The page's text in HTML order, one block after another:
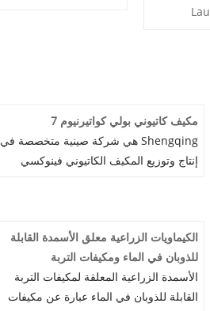
مكيف كاتيوني بولي كواتيرنيوم 7
Shengqing هي شركة صينية متخصصة في
إنتاج وتوزيع المكيف الكاتيوني فينوكسي
المنتجات التي تلبي متطلبات السوق العالمية.
هدفنا الأساسي هو إنشاء دائم، ونحن ندعوك
بشدة للتعاون معنا في تحقيق نتائج مفيدة
للطرفين. فلنوحد قوانا لتمهيد الطريق نحو
الكيماويات الزراعية معلق الأسمدة القابلة
للذوبان في الماء ومكيفات التربة
الأسمدة الزراعية المعلقة لمكيفات التربة
القابلة للذوبان في الماء عبارة عن مكيفات